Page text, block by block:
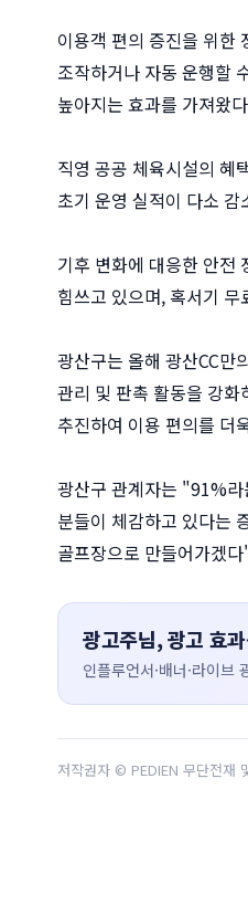
이용객 편의 증진을 위한
조작하거나 자동 운행할
높아지는 효과를 가져왔
직영 공공 체육시설의 혜
초기 운영 실적이 다소
기후 변화에 대응한 안전
힘쓰고 있으며, 혹서기
광산구는 올해 광산CC만
관리 및 판촉 활동을 강
추진하여 이용 편의를 더
광산구 관계자는 "91%라
분들이 체감하고 있다는
골프장으로 만들어가겠
광고주님, 광고 효
인플루언서·배너·라이
저작권자 © PEDIEN 무단전재